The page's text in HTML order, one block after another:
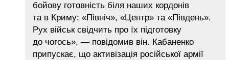
бойову готовність біля наших кордонів
та в Криму: «Північ», «Центр» та «Південь».
Рух військ свідчить про їх підготовку
до чогось», — повідомив він. Кабаненко
припускає, що активізація російської армії